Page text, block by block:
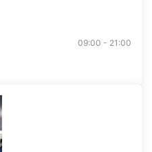
09:00 - 21:00